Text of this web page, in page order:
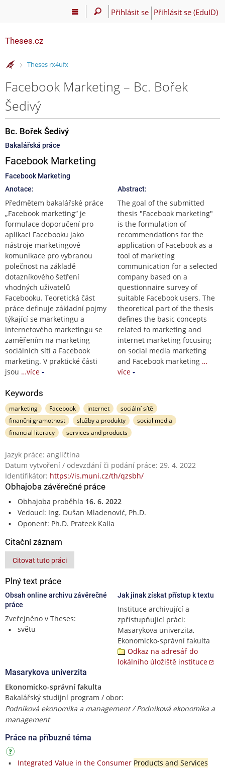
Přihlásit se Přihlásit se (EduID)
Theses.cz
>
Theses rx4ufx
Facebook Marketing – Bc. Bořek
Šedivý
Bc. Bořek Šedivý
Bakalářská práce
Facebook Marketing
Facebook Marketing
Anotace:
Předmětem bakalářské práce
„Facebook marketing“ je
formulace doporučení pro
aplikaci Facebooku jako
nástroje marketingové
komunikace pro vybranou
polečnost na základě
dotazníkového šetření
vhodných uživatelů
Facebooku. Teoretická část
práce definuje základní pojmy
týkající se marketingu a
internetového marketingu se
zaměřením na marketing
sociálních sítí a Facebook
marketing. V praktické části
jsou …více
Abstract:
The goal of the submitted
thesis "Facebook marketing"
is the formulation of
recommendations for the
application of Facebook as a
tool of marketing
communication for a selected
company based on a
questionnaire survey of
suitable Facebook users. The
theoretical part of the thesis
defines the basic concepts
related to marketing and
internet marketing focusing
on social media marketing
and Facebook marketing …
více
Keywords
marketing Facebook internet
sociální sítě
finanční gramotnost
služby a produkty
social media
financial literacy
services and products
Jazyk práce: angličtina
Datum vytvoření / odevzdání či podání práce: 29. 4. 2022
Identifikátor: https://is.muni.cz/th/qzsbh/
Obhajoba závěrečné práce
Obhajoba proběhla 16. 6. 2022
Vedoucí: Ing. Dušan Mladenović, Ph.D.
Oponent: Ph.D. Prateek Kalia
Citační záznam
Citovat tuto práci
Plný text práce
Obsah online archivu závěrečné
práce
Zveřejněno v Theses:
světu
Jak jinak získat přístup k textu
Instituce archivující a
zpřístupňující práci:
Masarykova univerzita,
Ekonomicko-správní fakulta
Odkaz na adresář do
lokálního úložiště instituce
Masarykova univerzita
Ekonomicko-správní fakulta
Bakalářský studijní program / obor:
Podniková ekonomika a management / Podniková ekonomika a
management
Práce na příbuzné téma
Integrated Value in the Consumer Products and Services